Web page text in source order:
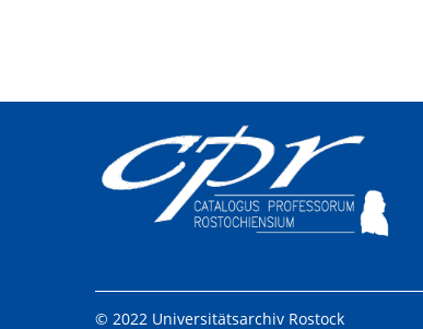
© 2022 Universitätsarchiv Rostock